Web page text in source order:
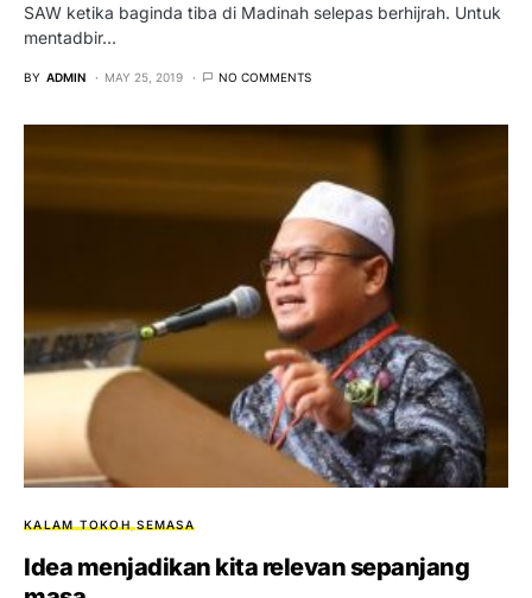
SAW ketika baginda tiba di Madinah selepas berhijrah. Untuk
mentadbir…
BY ADMIN MAY 25, 2019 NO COMMENTS
KALAM TOKOH SEMASA
Idea menjadikan kita relevan sepanjang